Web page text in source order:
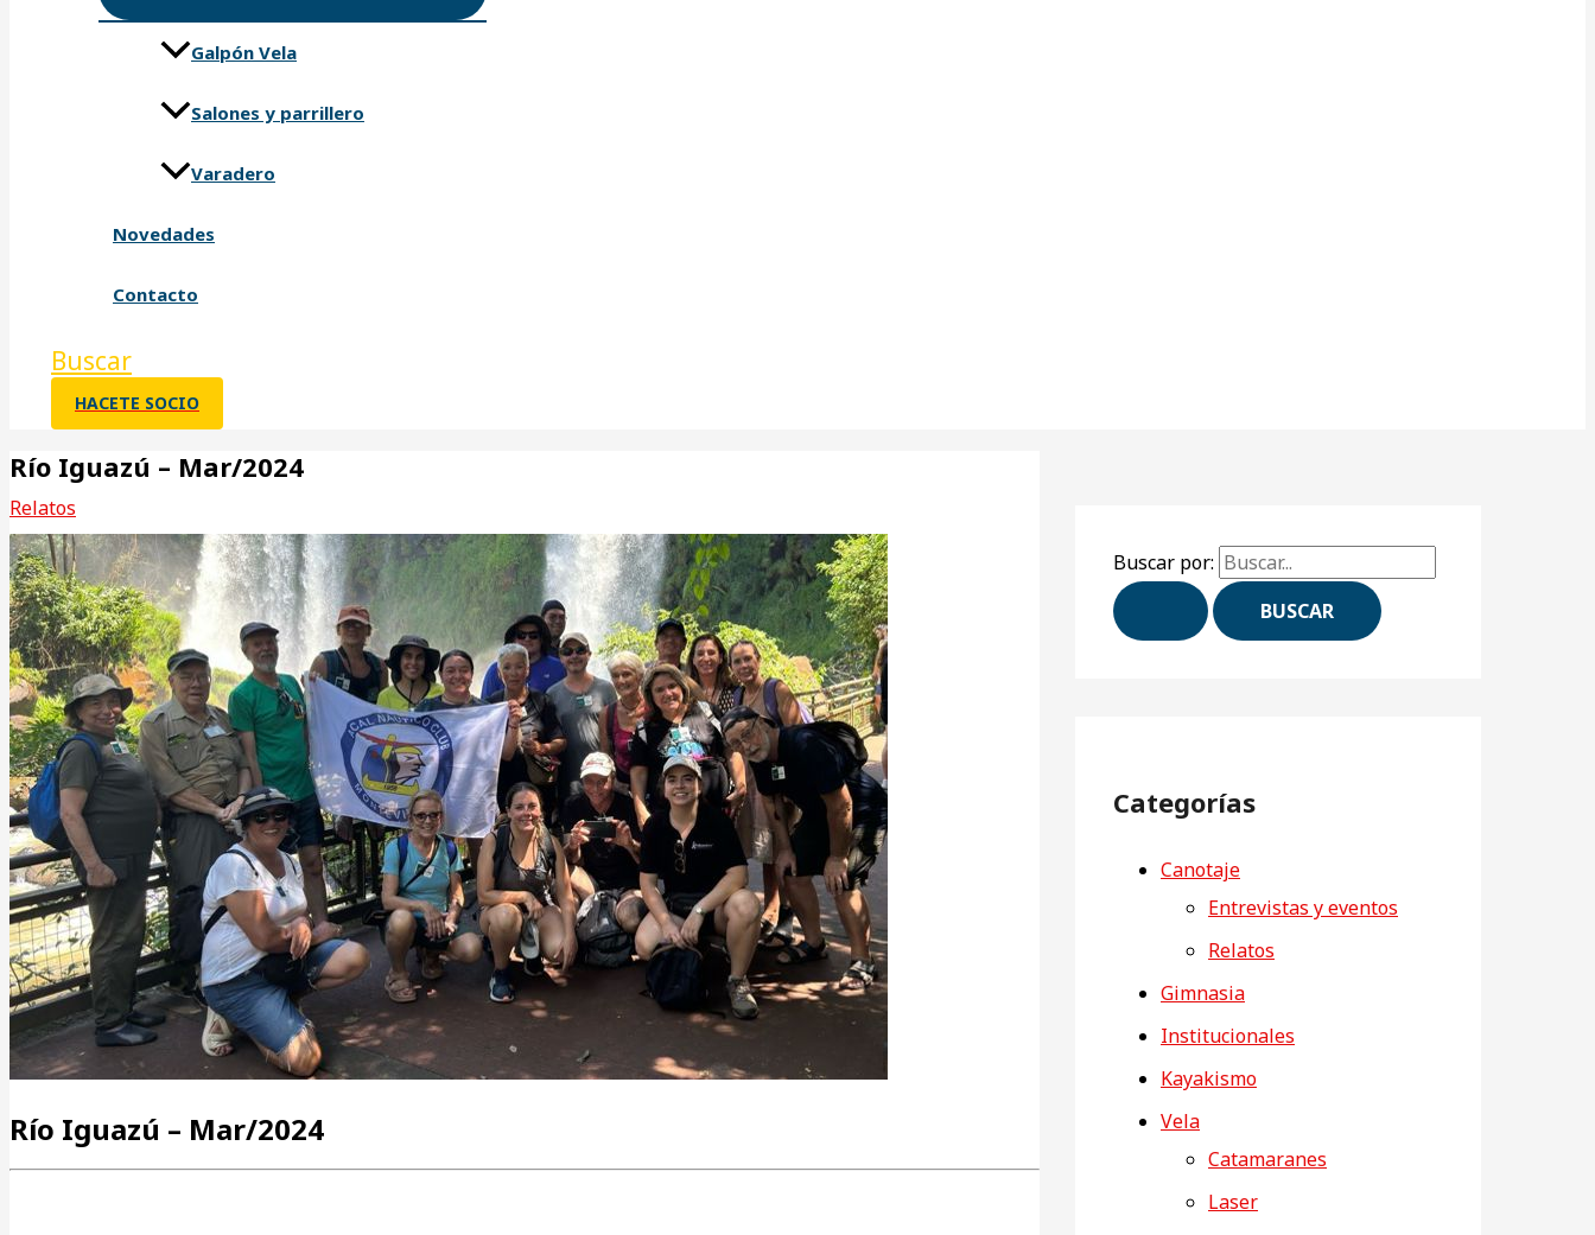
Galpón Vela
Salones y parrillero
Varadero
Novedades
Contacto
Buscar
HACETE SOCIO
Río Iguazú – Mar/2024
Relatos
Río Iguazú – Mar/2024
Buscar por:
Categorías
Canotaje
Entrevistas y eventos
Relatos
Gimnasia
Institucionales
Kayakismo
Vela
Catamaranes
Laser